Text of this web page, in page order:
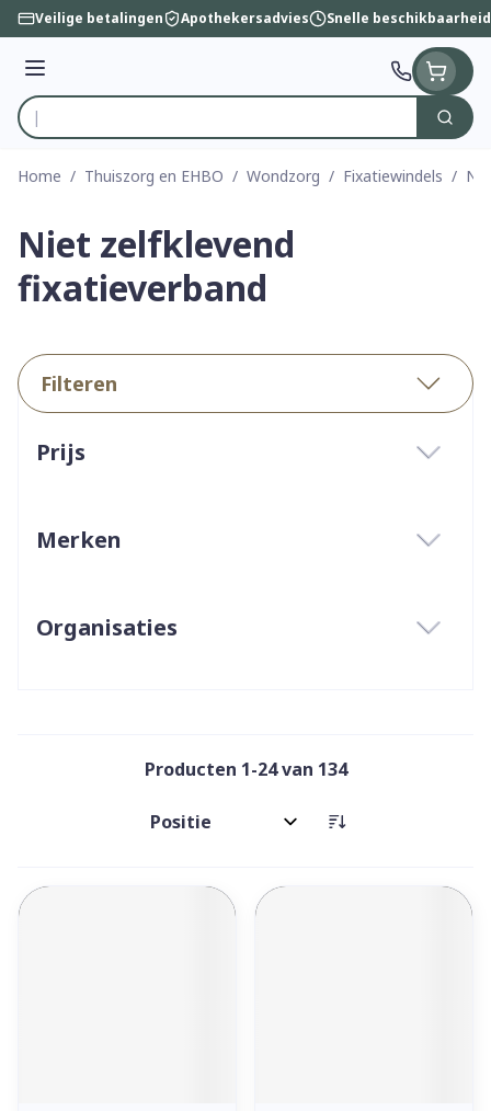
Ga naar de inhoud
Veilige betalingen Apothekersadvies Snelle beschikbaarheid
Menu
Product, merk, categorie...
Zoek
Home / Thuiszorg en EHBO / Wondzorg / Fixatiewindels /
Niet zelfklevend
fixatieverband
Filteren
Prijs
Merken
Organisaties
Producten 1-24van 134
Sorteer op: